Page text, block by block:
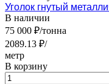
Уголок гнутый
В наличии
75 000 ₽/тонна
2089.13 ₽/
метр
В корзину